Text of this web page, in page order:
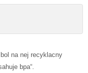
na nej recyklacny
bpa“.